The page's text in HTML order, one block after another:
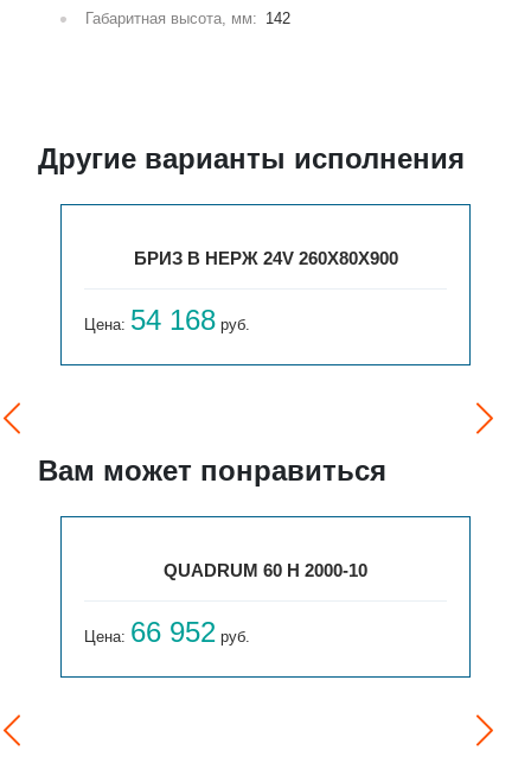
Габаритная высота, мм: 142
Другие варианты исполнения
БРИЗ В НЕРЖ 24V 260X80X900
Цена: 54 168 руб.
Вам может понравиться
QUADRUM 60 H 2000-10
Цена: 66 952 руб.